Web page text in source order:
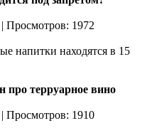
Просмотров: 1972
напитки находятся в 15
про терруарное вино
Просмотров: 1910